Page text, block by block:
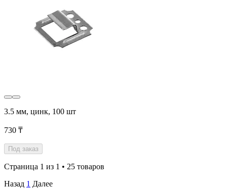
3.5 мм, цинк, 100 шт
730 ₸
Под заказ
Страница 1 из 1 • 25 товаров
Назад 1 Далее